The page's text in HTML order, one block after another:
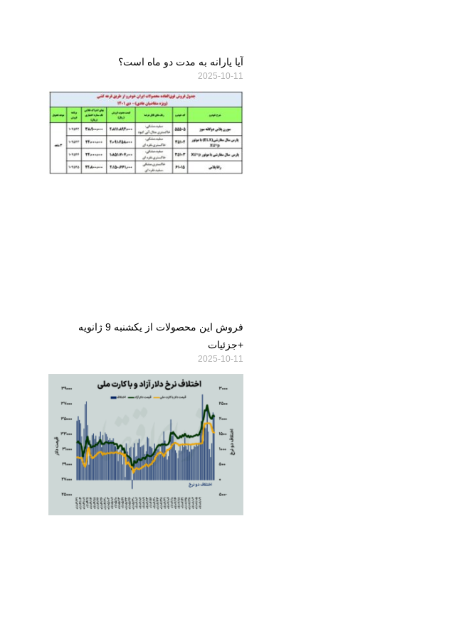
آیا یارانه به مدت دو ماه است؟
2025-10-11
فروش این محصولات از یکشنبه 9 ژانویه
+جزئیات
2025-10-11